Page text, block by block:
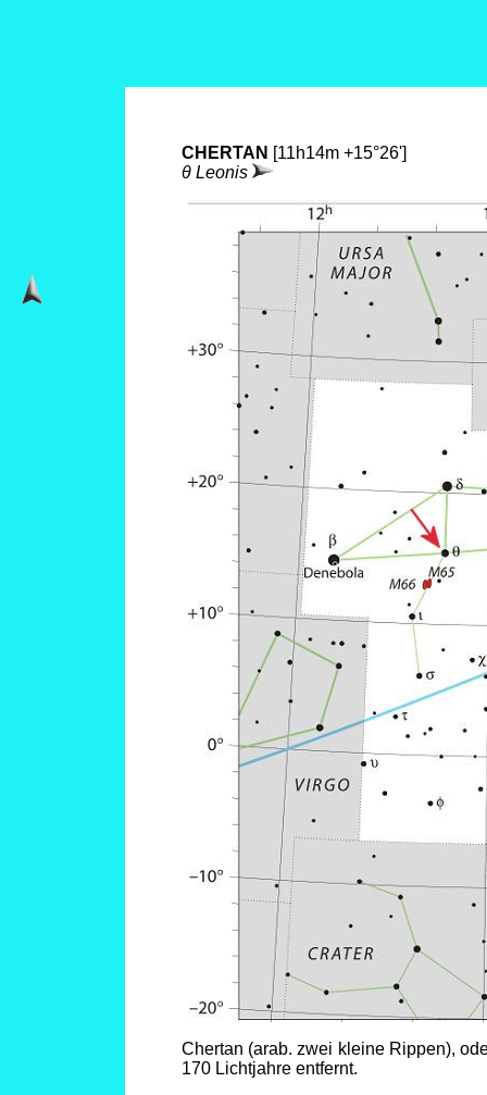
CHERTAN [11h14m +15°26']
θ Leonis
Chertan (arab. zwei kleine Rippen),
170 Lichtjahre entfernt.